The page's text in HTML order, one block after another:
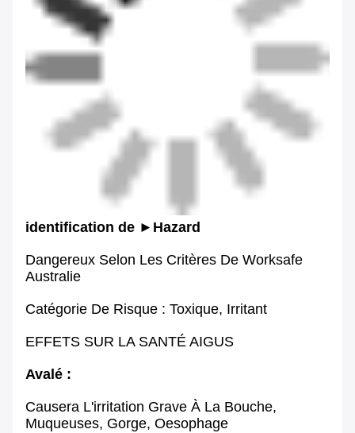
identification de ►Hazard
Dangereux Selon Les Critères De Worksafe
Australie
Catégorie De Risque : Toxique, Irritant
EFFETS SUR LA SANTÉ AIGUS
Avalé :
Causera L'irritation Grave À La Bouche,
Muqueuses, Gorge, Oesophage